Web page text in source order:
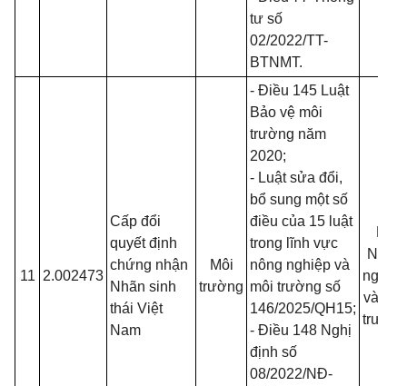
tư số
02/2022/TT-
BTNMT.
11 2.002473
Cấp đổi
quyết định
chứng nhận
Nhãn sinh
thái Việt
Nam
Môi
trường
- Điều 145 Luật
Bảo vệ môi
trường năm
2020;
- Luật sửa đổi,
bổ sung một số
điều của 15 luật
trong lĩnh vực
nông nghiệp và
môi trường số
146/2025/QH15;
- Điều 148 Nghị
định số
08/2022/NĐ-
Nông
nghiệp
và Môi
trường